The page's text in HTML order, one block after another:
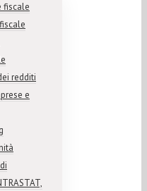
fiscale
redditi
e